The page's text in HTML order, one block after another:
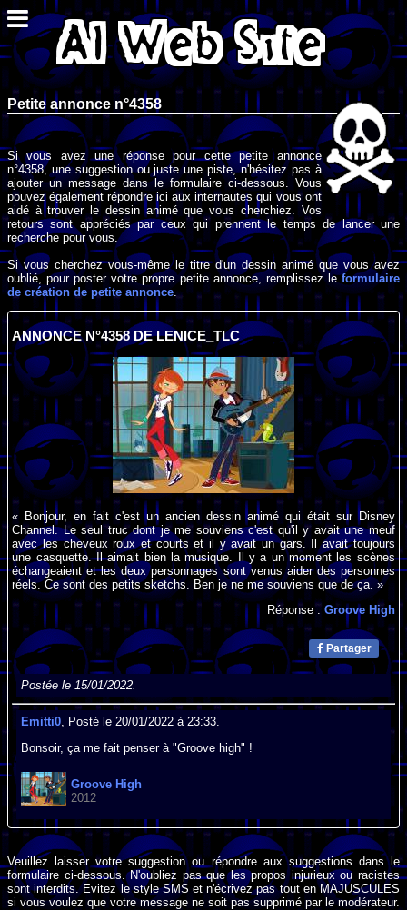
Petite annonce n°4358
Si vous avez une réponse pour cette petite annonce
n°4358, une suggestion ou juste une piste, n'hésitez pas à
ajouter un message dans le formulaire ci-dessous. Vous
pouvez également répondre ici aux internautes qui vous ont
aidé à trouver le dessin animé que vous cherchiez. Vos
retours sont appréciés par ceux qui prennent le temps de lancer une
recherche pour vous.
Si vous cherchez vous-même le titre d'un dessin animé que vous avez
oublié, pour poster votre propre petite annonce, remplissez leformulaire
de création de petite annonce .
ANNONCE N°4358 DE LENICE_TLC
« Bonjour, en fait c'est un ancien dessin animé qui était sur Disney
Channel. Le seul truc dont je me souviens c'est qu'il y avait une meuf
avec les cheveux roux et courts et il y avait un gars. Il avait toujours
une casquette. Il aimait bien la musique. Il y a un moment les scènes
échangeaient et les deux personnages sont venus aider des personnes
réels. Ce sont des petits sketchs. Ben je ne me souviens que de ça. »
Réponse : Groove High
Partager
Postée le 15/01/2022.
Emitti0, Posté le 20/01/2022 à 23:33.
Bonsoir, ça me fait penser à "Groove high" !
Groove High
2012
Veuillez laisser votre suggestion ou répondre aux suggestions dans le
formulaire ci-dessous. N'oubliez pas que les propos injurieux ou racistes
sont interdits. Evitez le style SMS et n'écrivez pas tout en MAJUSCULES
si vous voulez que votre message ne soit pas supprimé par le modérateur.